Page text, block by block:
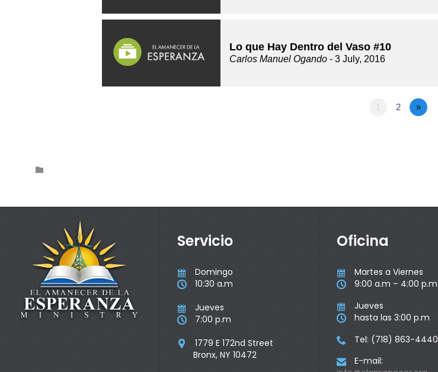
Lo que Hay Dentro del Vaso #10
Carlos Manuel Ogando - 3 July, 2016
1 2 »

Servicio
 Domingo
 10:30 a.m
 Jueves
 7:00 p.m

1779 E 172nd Street
Bronx, NY 10472
Oficina
 Martes a Viernes
 9:00 a.m – 4:00 p.m
 Jueves
 hasta las 3:00 p.m
 Tel: (718) 863-4440

E-mail: